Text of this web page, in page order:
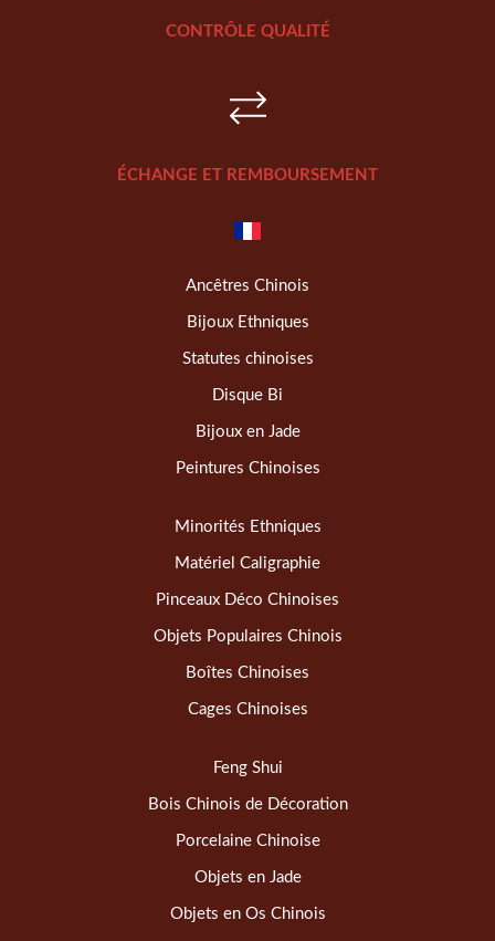
CONTRÔLE QUALITÉ
ÉCHANGE ET REMBOURSEMENT
Ancêtres Chinois
Bijoux Ethniques
Statutes chinoises
Disque Bi
Bijoux en Jade
Peintures Chinoises
Minorités Ethniques
Matériel Caligraphie
Pinceaux Déco Chinoises
Objets Populaires Chinois
Boîtes Chinoises
Cages Chinoises
Feng Shui
Bois Chinois de Décoration
Porcelaine Chinoise
Objets en Jade
Objets en Os Chinois